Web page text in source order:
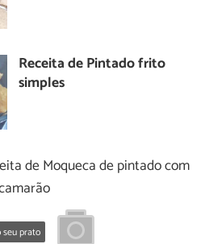
Receita de Pintado frito
simples
de Moqueca de pintado com
seu prato